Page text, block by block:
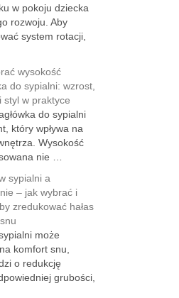
w pokoju dziecka
rozwoju. Aby
system rotacji,
wysokość
do sypialni: wzrost,
styl w praktyce
do sypialni
który wpływa na
Wysokość
nie …
sypialni a
– jak wybrać i
zredukować hałas
może
komfort snu,
o redukcję
grubości,